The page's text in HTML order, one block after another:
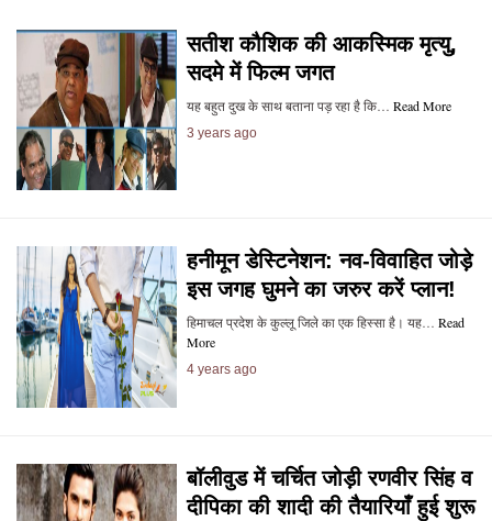
सतीश कौशिक की आकस्मिक मृत्यु,
सदमे में फिल्म जगत
यह बहुत दुख के साथ बताना पड़ रहा है कि… Read More
3 years ago
हनीमून डेस्टिनेशन: नव-विवाहित जोड़े
इस जगह घुमने का जरुर करें प्लान!
हिमाचल प्रदेश के कुल्लू जिले का एक हिस्सा है। यह… Read
More
4 years ago
बॉलीवुड में चर्चित जोड़ी रणवीर सिंह व
दीपिका की शादी की तैयारियाँ हुई शुरू